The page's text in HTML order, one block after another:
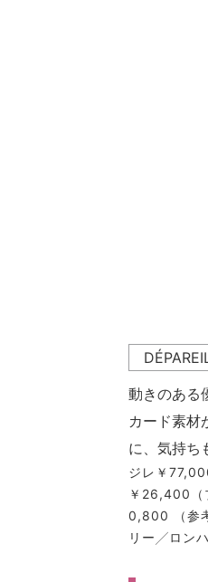
動きのある
カード素材
に、気持ち
ジレ￥
￥26,400（
0,800 （参
リー╱ロンハ